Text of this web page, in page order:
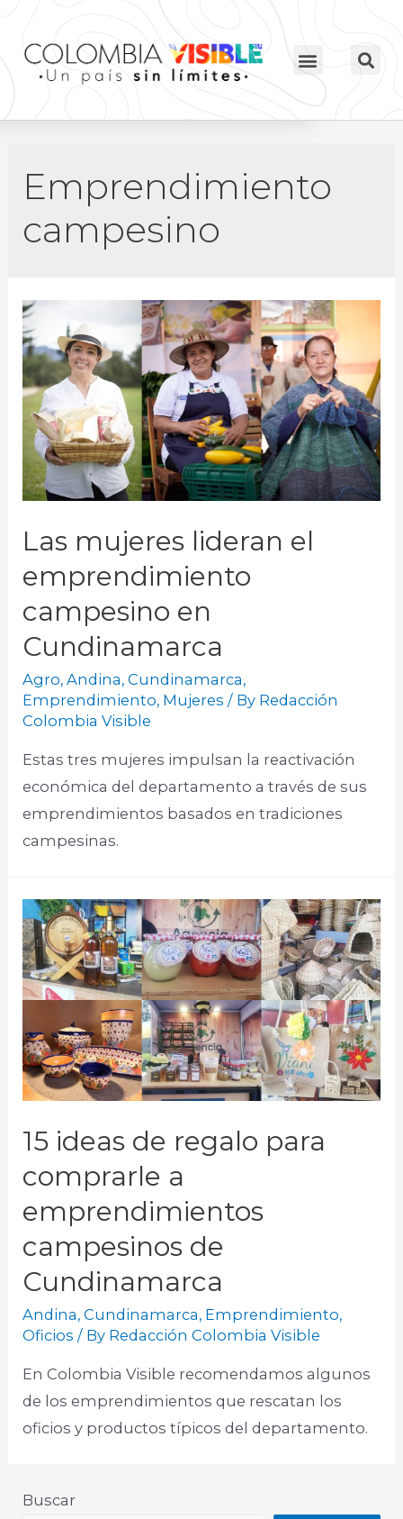
Emprendimiento
campesino
Las mujeres lideran el
emprendimiento
campesino en
Cundinamarca
Agro,Andina,Cundinamarca,
Emprendimiento, Mujeres / By Redacción
Colombia Visible
Estas tres mujeres impulsan la reactivación
económica del departamento a través de sus
emprendimientos basados en tradiciones
campesinas.
15 ideas de regalo para
comprarle a
emprendimientos
campesinos de
Cundinamarca
Andina,Cundinamarca, Emprendimiento,
Oficios / By Redacción Colombia Visible
En Colombia Visible recomendamos algunos
de los emprendimientos que rescatan los
oficios y productos típicos del departamento.
Buscar